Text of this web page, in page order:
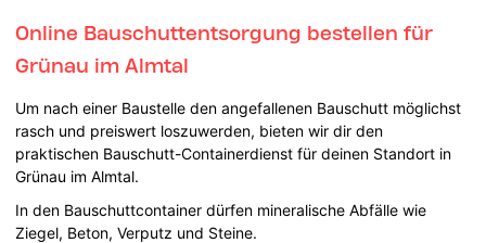
Online Bauschuttentsorgung bestellen für
Grünau im Almtal
Um nach einer Baustelle den angefallenen Bauschutt möglichst
rasch und preiswert loszuwerden, bieten wir dir den
praktischen Bauschutt-Containerdienst für deinen Standort in
Grünau im Almtal.
In den Bauschuttcontainer dürfen mineralische Abfälle wie
Ziegel, Beton, Verputz und Steine.